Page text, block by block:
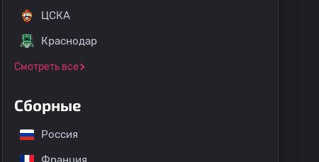
ЦСКА
Краснодар
Смотреть все
Сборные
Россия